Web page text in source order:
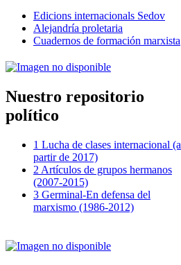
Edicions internacionals Sedov
Alejandría proletaria
Cuadernos de formación marxista
Nuestro repositorio
político
1 Lucha de clases internacional (a
partir de 2017)
2 Artículos de grupos hermanos
(2007-2015)
3 Germinal-En defensa del
marxismo (1986-2012)